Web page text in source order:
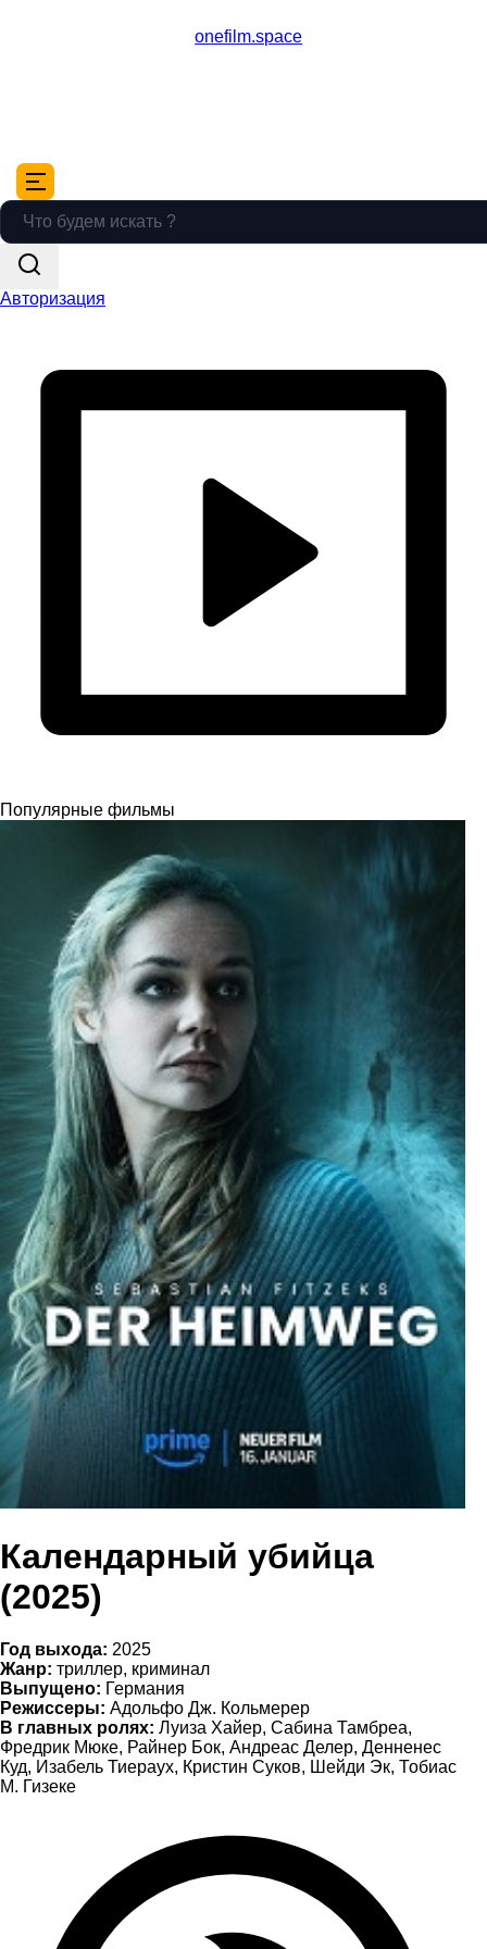
onefilm.space
Авторизация
Популярные фильмы
Календарный убийца
(2025)
Год выхода: 2025
Жанр: триллер, криминал
Выпущено: Германия
Режиссеры: Адольфо Дж. Кольмерер
В главных ролях: Луиза Хайер, Сабина Тамбреа,
Фредрик Мюке, Райнер Бок, Андреас Делер, Денненес
Куд, Изабель Тиераух, Кристин Суков, Шейди Эк, Тобиас
М. Гизеке